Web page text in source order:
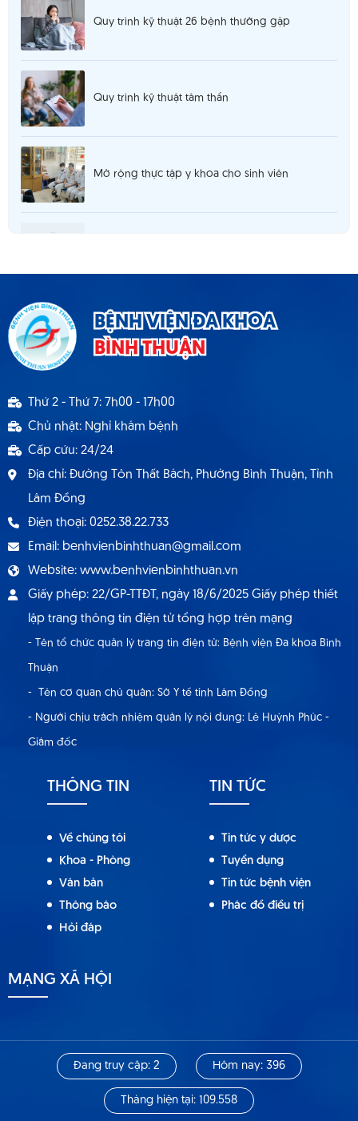
Quy trình kỹ thuật 26 bệnh thường gặp
Quy trình kỹ thuật tâm thần
Mở rộng thực tập y khoa cho sinh viên
Thông báo cơ sở khám chữa bệnh đáp ứng yêu
cầu là cơ sở hướng dẫn thực hành
BỆNH VIỆN ĐA KHOA
BÌNH THUẬN
Thứ 2 - Thứ 7: 7h00 - 17h00
Chủ nhật: Nghỉ khám bệnh
Cấp cứu: 24/24
Địa chỉ: Đường Tôn Thất Bách, Phường Bình Thuận, Tỉnh
Lâm Đồng
Điện thoại: 0252.38.22.733
Email: benhvienbinhthuan@gmail.com
Website: www.benhvienbinhthuan.vn
Giấy phép: 22/GP-TTĐT, ngày 18/6/2025 Giấy phép thiết
lập trang thông tin điện tử tổng hợp trên mạng
- Tên tổ chức quản lý trang tin điện tử: Bệnh viện Đa khoa Bình
Thuận
- Tên cơ quan chủ quản: Sở Y tế tỉnh Lâm Đồng
- Người chịu trách nhiệm quản lý nội dung: Lê Huỳnh Phúc -
Giám đốc
THÔNG TIN
Về chúng tôi
Khoa - Phòng
Văn bản
Thông báo
Hỏi đáp
TIN TỨC
Tin tức y dược
Tuyển dụng
Tin tức bệnh viện
Phác đồ điều trị
MẠNG XÃ HỘI
Đang truy cập: 2 Hôm nay: 396
Tháng hiện tại: 109.558